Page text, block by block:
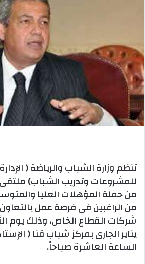
تنظم وزارة الشباب والرياضة (
للمشروعات وتدريب الشباب)
من حملة المؤهلات العليا
من الراغبين فى فرصة عمل
يناير الجارى بمركز شباب قنا (
الساعة العاشرة صباحاً.